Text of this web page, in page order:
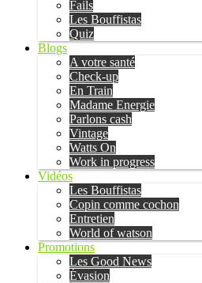
Fails
Les Bouffistas
Quiz
Blogs
A votre santé
Check-up
En Train
Madame Energie
Parlons cash
Vintage
Watts On
Work in progress
Vidéos
Les Bouffistas
Copin comme cochon
Entretien
World of watson
Promotions
Les Good News
Évasion